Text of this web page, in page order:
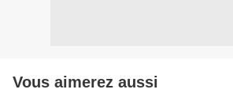
Vous aimerez aussi